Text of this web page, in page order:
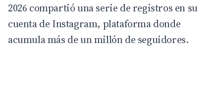
2026 compartió una serie de registros en su
cuenta de Instagram, plataforma donde
acumula más de un millón de seguidores.